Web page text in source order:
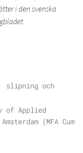
i den svenska
slipning och
of Applied
(MFA Cum